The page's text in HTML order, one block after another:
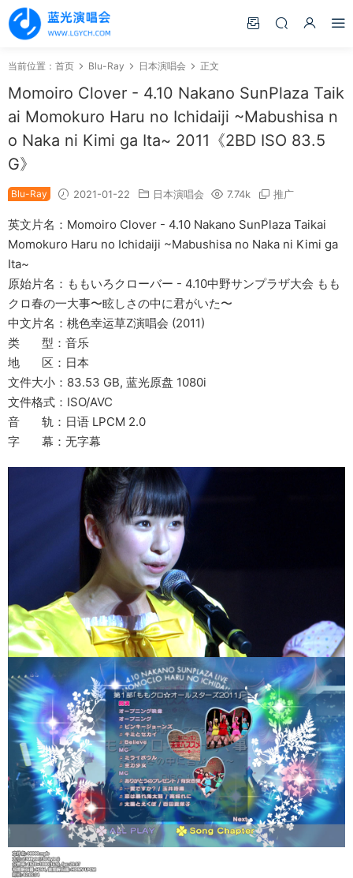
当前位置： 首页 Blu-Ray 日本演唱会 正文
Momoiro Clover - 4.10 Nakano SunPlaza Taik
ai Momokuro Haru no Ichidaiji ~Mabushisa n
o Naka ni Kimi ga Ita~ 2011《2BD ISO 83.5
G》
Blu-Ray 2021-01-22 日本演唱会 7.74k 推广
英文片名：Momoiro Clover - 4.10 Nakano SunPlaza Taikai
Momokuro Haru no Ichidaiji ~Mabushisa no Naka ni Kimi ga
Ita~
原始片名：ももいろクローバー - 4.10中野サンプラザ大会 もも
クロ春の一大事〜眩しさの中に君がいた〜
中文片名：桃色幸运草Z演唱会 (2011)
类 型：音乐
地 区：日本
文件大小：83.53 GB, 蓝光原盘 1080i
文件格式：ISO/AVC
音 轨：日语 LPCM 2.0
字 幕：无字幕